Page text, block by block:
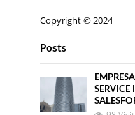
Copyright © 2024
Posts
SERVICE